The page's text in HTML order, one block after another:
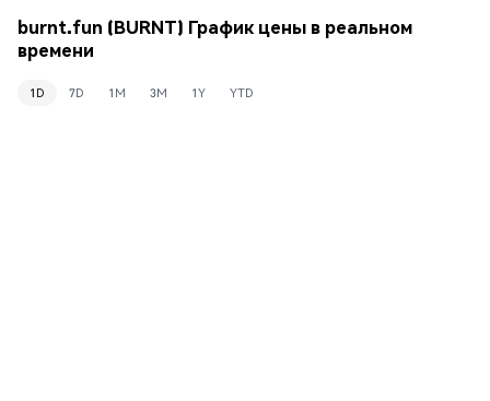
burnt.fun (BURNT) График цены в реальном
времени
1D 7D 1M 3M 1Y YTD